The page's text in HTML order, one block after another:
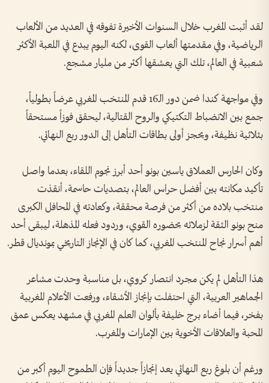
لقد أثبت المغرب خلال السنوات الأخيرة تفوقه في العديد من الألعاب
الرياضية، وفي مقدمتها ألعاب القوى، لكنه اليوم يبدع في اللعبة الأكثر
شعبية في العالم، تلك التي يعشقها أكثر من مليار مشجع.
وفي مواجهة كندا ضمن دور الـ16 قدم المنتخب المغربي عرضاً بطولياً،
جمع بين الانضباط التكتيكي والروح القتالية، ليحقق فوزاً مستحقاً
بثلاثية نظيفة، ويحجز أولى بطاقات التأهل إلى الدور ربع النهائي.
وكان الحارس العملاق ياسين بونو أحد أبرز نجوم اللقاء، بعدما واصل
تأكيد مكانته بين أفضل حراس العالم، بتصديات حاسمة، أنقذت
منتخب بلاده من أكثر من فرصة محققة، وكعادته في المحافل الكبرى
منح بونو الثقة لزملائه بحضوره القوي، وردود فعله المذهلة، ليبقى أحد
أهم أسرار نجاح المنتخب المغربي، كما كان في الإنجاز التاريخي بمونديال قطر.
هذا التأهل لم يكن مجرد انتصار كروي، بل مناسبة وحدت مشاعر
الجماهير العربية، التي احتفلت بإنجاز الأشقاء، ورفعت الأعلام المغربية
بفخر، فيما أضاء برج خليفة بألوان العلم المغربي في مشهد يعكس عمق
المحبة والعلاقات الأخوية بين الإمارات والمغرب.
ورغم أن بلوغ ربع النهائي يعد إنجازاً جديداً فإن الطموح اليوم أكبر من